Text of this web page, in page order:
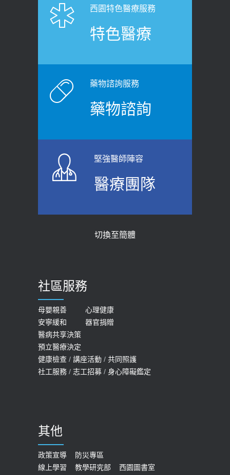
健康肛門痛都是痔瘡?醫談瘍瘍瘻管與肛
裂差異 逾50歲民眾可做1事
原則避免血糖血壓飆高
2026-06-08
上班常待在冷氣房？小心泌尿道感染
醫示警：1病症嚴重恐喪命
2026-05-21
女性必看國健署公費懶人包！這幾項檢
查完全免費 沒做虧大了
2026-05-14
「落枕」不要大力按脖子！ 1招「伸
展運動」預防落枕
老後睡不好、夜間易跌倒
2021-03-05
骨科魏志定主任接受專訪 【年代電視
質密度檢查！醫：注意5重點可逆轉
膝蓋退化有9大部位 骨科醫坦言：不
一定得換人工關節
2019-10-08
20歲迪士尼男星因癲癇猝逝 老人小
孩最好發、醫師點出8大前兆
2019-07-09
預約
2022-01-07
西園特色醫療服務
特色醫療
藥物諮詢服務
藥物諮詢
堅強醫師陣容
醫療團隊
切換至簡體
社區服務
母嬰親善
心理健康
安寧緩和
器官捐贈
醫病共享決策
預立醫療決定
健康檢查 / 講座活動 / 共同照護
社工服務 / 志工招募 / 身心障礙鑑定
其他
政策宣導
防災專區
線上學習
教學研究部
西園圖書室